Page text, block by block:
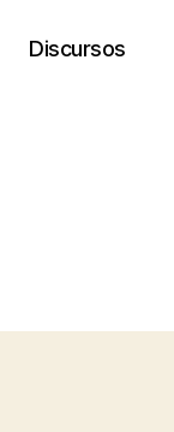
Discursos